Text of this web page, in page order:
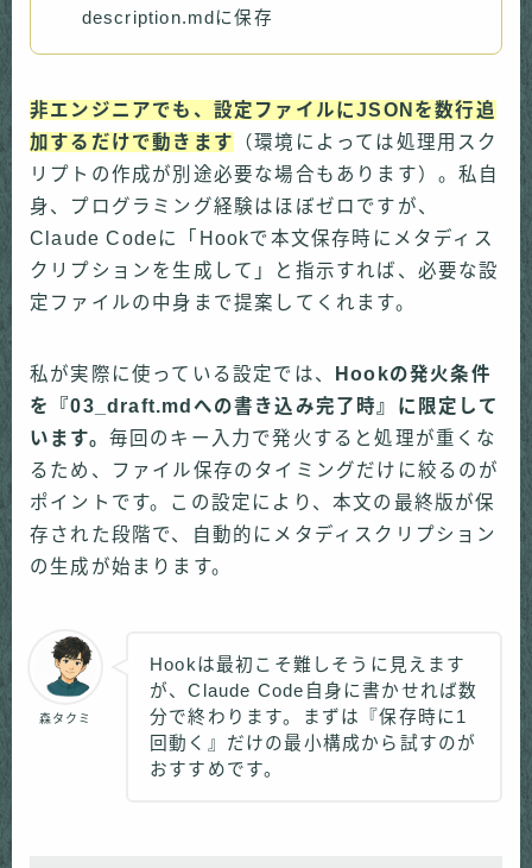
description.mdに保存
非エンジニアでも、設定ファイルにJSONを数行追
加するだけで動きます
（環境によっては処理用スク
リプトの作成が別途必要な場合もあります）。私自
身、プログラミング経験はほぼゼロですが、
Claude Codeに「Hookで本文保存時にメタディス
クリプションを生成して」と指示すれば、必要な設
定ファイルの中身まで提案してくれます。
私が実際に使っている設定では、
Hookの発火条件
を『03_draft.mdへの書き込み完了時』に限定して
います。 毎回のキー入力で発火すると処理が重くな
るため、ファイル保存のタイミングだけに絞るのが
ポイントです。この設定により、本文の最終版が保
存された段階で、自動的にメタディスクリプション
の生成が始まります。
森タクミ
Hookは最初こそ難しそうに見えます
が、Claude Code自身に書かせれば数
分で終わります。まずは『保存時に1
回動く』だけの最小構成から試すのが
おすすめです。